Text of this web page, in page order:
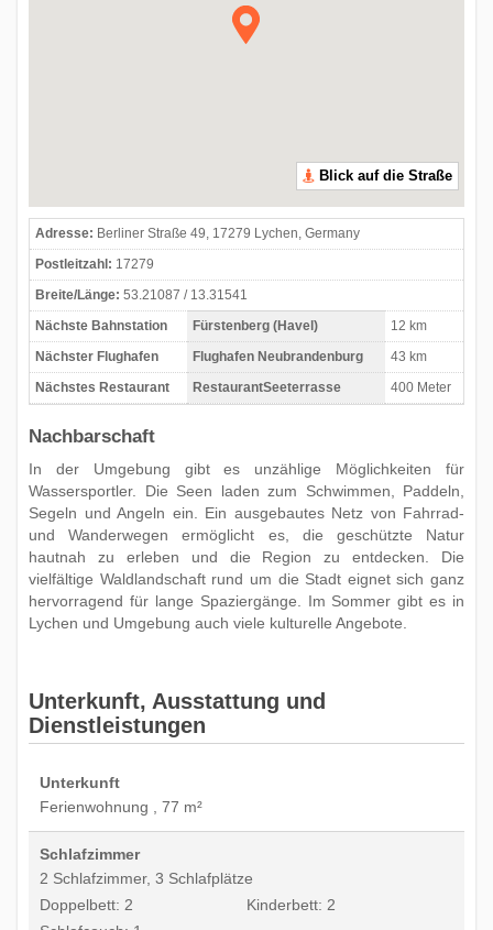
Blick auf die Straße
Adresse: Berliner Straße 49, 17279 Lychen, Germany
Postleitzahl: 17279
Breite/Länge: 53.21087 / 13.31541
Nächste Bahnstation
Fürstenberg (Havel)
12 km
Nächster Flughafen
Flughafen Neubrandenburg
43 km
Nächstes Restaurant
RestaurantSeeterrasse 400 Meter
Nachbarschaft
In der Umgebung gibt es unzählige Möglichkeiten für
Wassersportler. Die Seen laden zum Schwimmen, Paddeln,
Segeln und Angeln ein. Ein ausgebautes Netz von Fahrrad-
und Wanderwegen ermöglicht es, die geschützte Natur
hautnah zu erleben und die Region zu entdecken. Die
vielfältige Waldlandschaft rund um die Stadt eignet sich ganz
hervorragend für lange Spaziergänge. Im Sommer gibt es in
Lychen und Umgebung auch viele kulturelle Angebote.
Unterkunft, Ausstattung und
Dienstleistungen
Unterkunft
Ferienwohnung , 77 m²
Schlafzimmer
2 Schlafzimmer, 3 Schlafplätze
Doppelbett: 2
Kinderbett: 2